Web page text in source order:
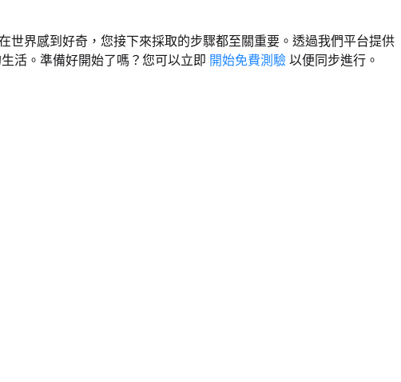
世界感到好奇，您接下來採取的步驟都至關重要。透過我們平台提供
活。準備好開始了嗎？您可以立即 開始免費測驗 以便同步進行。